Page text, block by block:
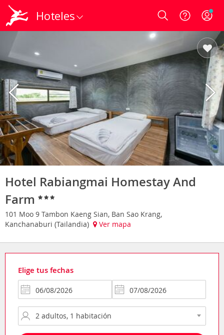
Hoteles Login
Hotel Rabiangmai Homestay And
Farm
101 Moo 9 Tambon Kaeng Sian, Ban Sao Krang,
Kanchanaburi (Tailandia)
Ver mapa
Elige tus fechas